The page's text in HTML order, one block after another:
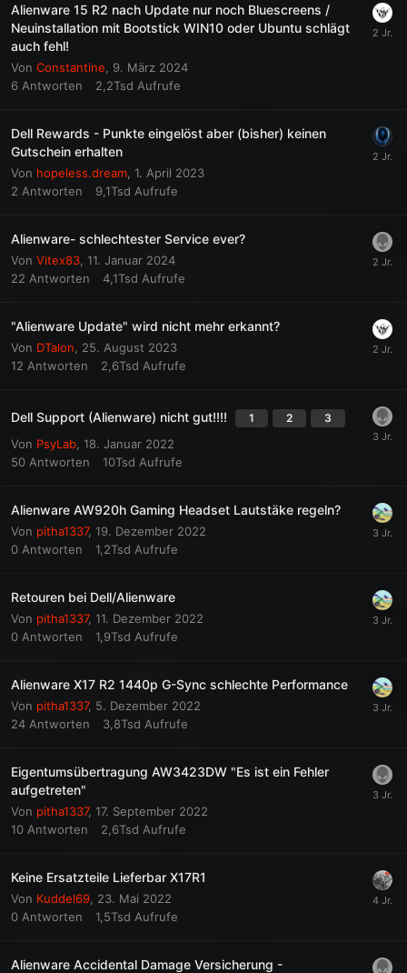
Alienware 15 R2 nach Update nur noch Bluescreens /
Neuinstallation mit Bootstick WIN10 oder Ubuntu schlägt
auch fehl!
Von Constantine
9. März 2024
6 Antworten 2,2Tsd Aufrufe
Dell Rewards - Punkte eingelöst aber (bisher) keinen
Gutschein erhalten
Von hopeless.dream 1. April 2023
2 Antworten 9,1Tsd Aufrufe
Alienware- schlechtester Service ever?
Von Vitex83 11. Januar 2024
22 Antworten 4,1Tsd Aufrufe
"Alienware Update" wird nicht mehr erkannt?
Von DTalon
25. August 2023
12 Antworten 2,6Tsd Aufrufe
Dell Support (Alienware) nicht gut!!!! 1 2 3
Von PsyLab 18. Januar 2022
50 Antworten 10Tsd Aufrufe
Alienware AW920h Gaming Headset Lautstäke regeln?
Von pitha1337, 19. Dezember 2022
0 Antworten 1,2Tsd Aufrufe
Retouren bei Dell/Alienware
Von pitha1337, 11. Dezember 2022
0 Antworten 1,9Tsd Aufrufe
Alienware X17 R2 1440p G-Sync schlechte Performance
Von pitha1337, 5. Dezember 2022
24 Antworten 3,8Tsd Aufrufe
Eigentumsübertragung AW3423DW "Es ist ein Fehler
aufgetreten"
Von pitha1337, 17. September 2022
10 Antworten 2,6Tsd Aufrufe
Keine Ersatzteile Lieferbar X17R1
Von Kuddel69 23. Mai 2022
0 Antworten 1,5Tsd Aufrufe
Alienware Accidental Damage Versicherung -